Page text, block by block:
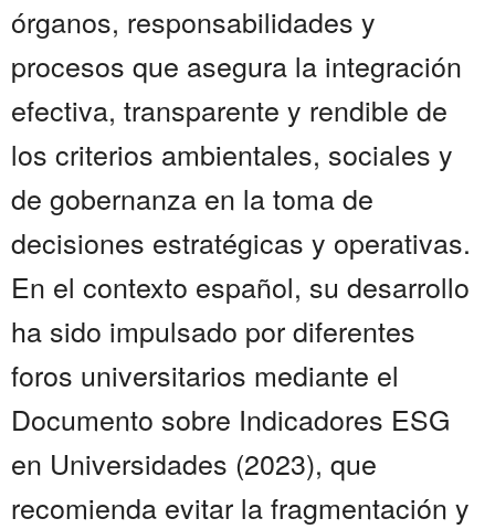
órganos, responsabilidades y
procesos que asegura la integración
efectiva, transparente y rendible de
los criterios ambientales, sociales y
de gobernanza en la toma de
decisiones estratégicas y operativas.
En el contexto español, su desarrollo
ha sido impulsado por diferentes
foros universitarios mediante el
Documento sobre Indicadores ESG
en Universidades (2023), que
recomienda evitar la fragmentación y